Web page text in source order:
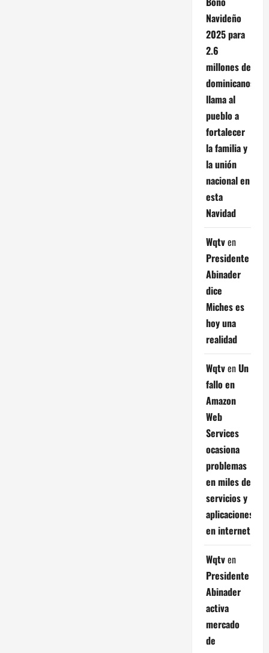
Navideño
2025 para
2.6
millones de
dominicanos;
llama al
pueblo a
fortalecer
la familia y
la unión
nacional en
esta
Navidad
Wqtven
Presidente
Abinader
dice
Miches es
hoy una
realidad
WqtvenUn
fallo en
Amazon
Web
Services
ocasiona
problemas
en miles de
servicios y
aplicaciones
en internet
Wqtven
Presidente
Abinader
activa
mercado
de